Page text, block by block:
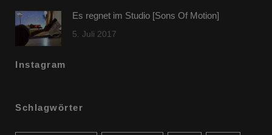
Es regnet im Studio [Sons Of Motion]
5. Juli 2017
Instagram
Schlagwörter